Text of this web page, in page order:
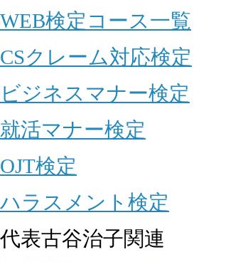
WEB検定コース一覧
CSクレーム対応検定
ビジネスマナー検定
就活マナー検定
OJT検定
ハラスメント検定
代表古谷治子関連